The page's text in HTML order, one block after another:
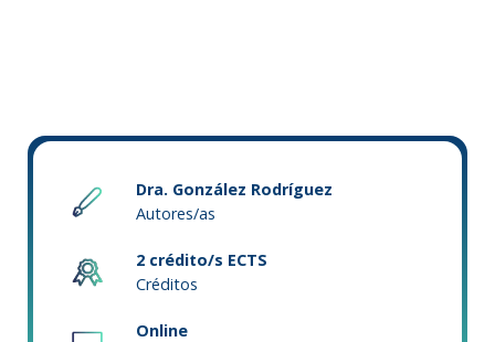
Dra. González Rodríguez
Autores/as
2 crédito/s ECTS
Créditos
Online